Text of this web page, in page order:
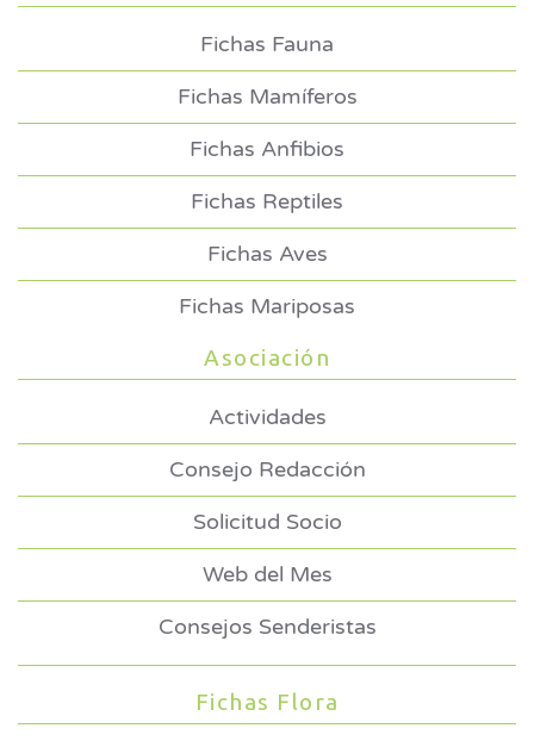
Fichas Fauna
Fichas Mamíferos
Fichas Anfibios
Fichas Reptiles
Fichas Aves
Fichas Mariposas
Asociación
Actividades
Consejo Redacción
Solicitud Socio
Web del Mes
Consejos Senderistas
Fichas Flora